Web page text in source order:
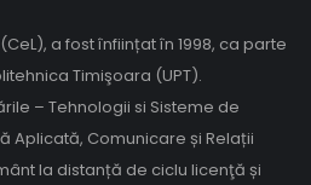
a fost înființat în 1998, ca parte
Timişoara (UPT).
– Tehnologii si Sisteme de
Aplicată, Comunicare și Relații
la distanță de ciclu licenţă și